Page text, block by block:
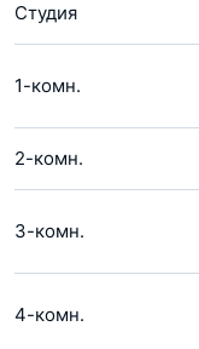
Студия
1-комн.
2-комн.
3-комн.
4-комн.